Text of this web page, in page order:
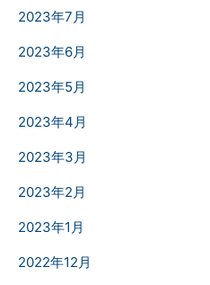
2023年7月
2023年6月
2023年5月
2023年4月
2023年3月
2023年2月
2023年1月
2022年12月